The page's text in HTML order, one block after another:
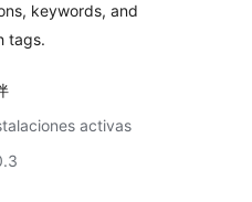
keywords, and
tags.
activas